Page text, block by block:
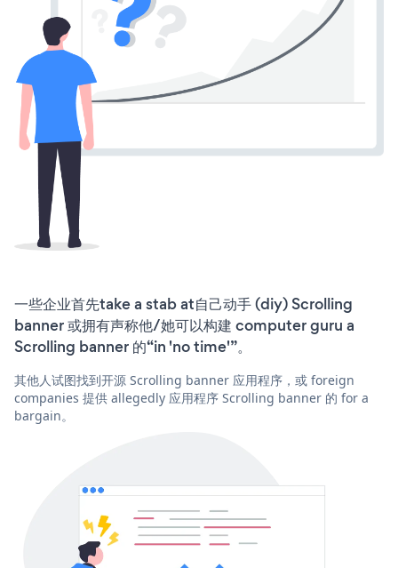
一些企业首先take a stab at自己动手 (diy) Scrolling
banner 或拥有声称他/她可以构建 computer guru a
Scrolling banner 的“in 'no time'”。
其他人试图找到开源 Scrolling banner 应用程序，或 foreign
companies 提供 allegedly 应用程序 Scrolling banner 的 for a
bargain。